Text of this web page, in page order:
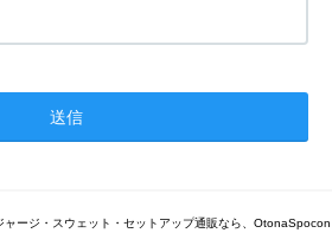
ージ・スウェット・セットアップ通販なら、OtonaSpocon